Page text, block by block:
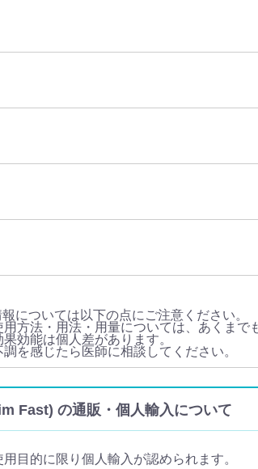
については以下の点にご注意ください。
方法・用法・用量については、あくまで
効能は個人差があります。
を感じたら医師に相談してください。
Fast) の通販・個人輸入について
目的に限り個人輸入が認められます。